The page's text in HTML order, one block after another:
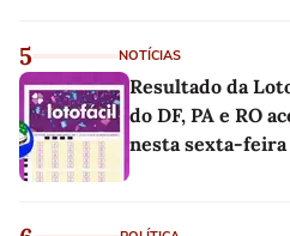
5 NOTÍCIAS
Resultado da
do DF, PA e RO
nesta sexta-feira